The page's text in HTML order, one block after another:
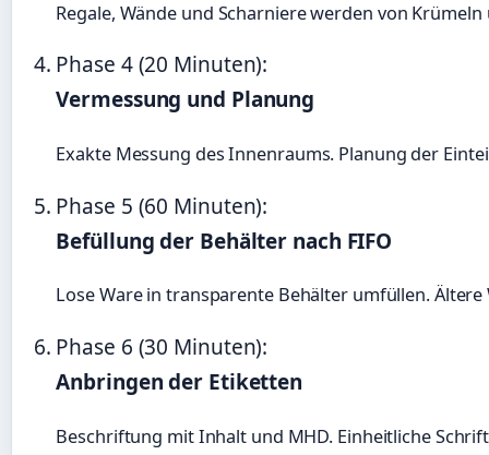
Regale, Wände und Scharniere werden von
Phase 4 (20 Minuten):
Vermessung und Planung
Exakte Messung des Innenraums. Planung der
Phase 5 (60 Minuten):
Befüllung der Behälter nach FIFO
Lose Ware in transparente Behälter umfüllen.
Phase 6 (30 Minuten):
Anbringen der Etiketten
Beschriftung mit Inhalt und MHD. Einheitliche